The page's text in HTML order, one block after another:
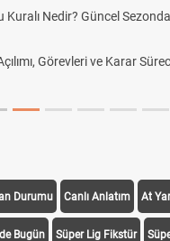
Kuralı Nedir? Hangi
Zaman Açıklanacak 2026?
Durumu Canlı Anlatım At
Bugün Süper Lig Fikstür